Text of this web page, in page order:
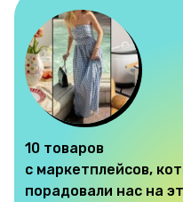
10 товаров
с маркетплейсов,
порадовали нас на